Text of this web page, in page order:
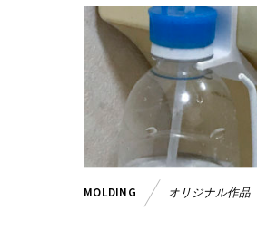
MOLDING オリジナル作品